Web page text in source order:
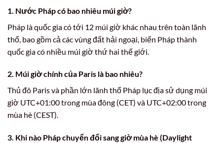
1. Nước Pháp có bao nhiêu múi giờ?
Pháp là quốc gia có tới 12 múi giờ khác nhau trên toàn lãnh
thổ, bao gồm cả các vùng đất hải ngoại, biến Pháp thành
quốc gia có nhiều múi giờ thứ hai thế giới.
2. Múi giờ chính của Paris là bao nhiêu?
Thủ đô Paris và phần lớn lãnh thổ Pháp lục địa sử dụng múi
giờ UTC+01:00 trong mùa đông (CET) và UTC+02:00 trong
mùa hè (CEST).
3. Khi nào Pháp chuyển đổi sang giờ mùa hè (Daylight